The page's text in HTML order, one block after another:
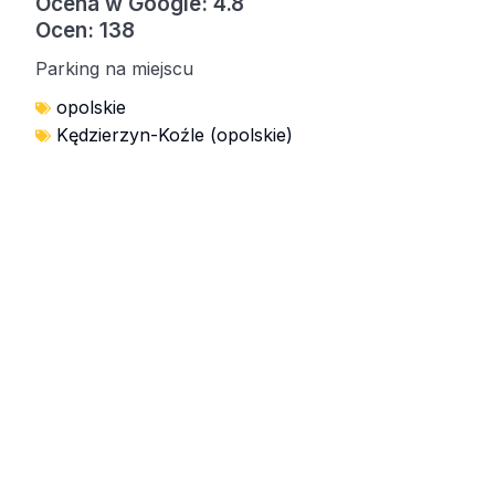
Ocen: 138
Parking na miejscu
opolskie
Kędzierzyn-Koźle (opolskie)